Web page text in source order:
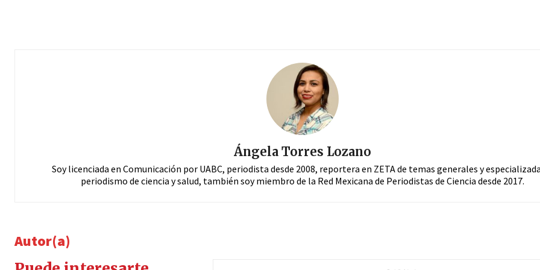
Ángela Torres Lozano
Soy licenciada en Comunicación por UABC, periodista desde 2008, reportera en ZETA de temas generales y
periodismo de ciencia y salud, también soy miembro de la Red Mexicana de Periodistas de Ciencia desde 2017.
Autor(a)